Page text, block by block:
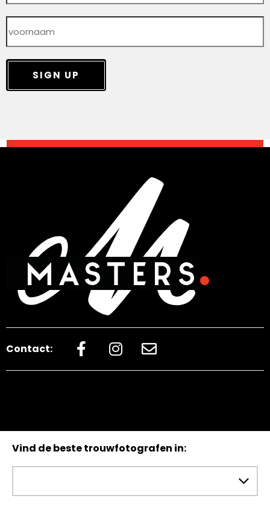
SIGN UP
Contact:
Vind de beste trouwfotografen in: